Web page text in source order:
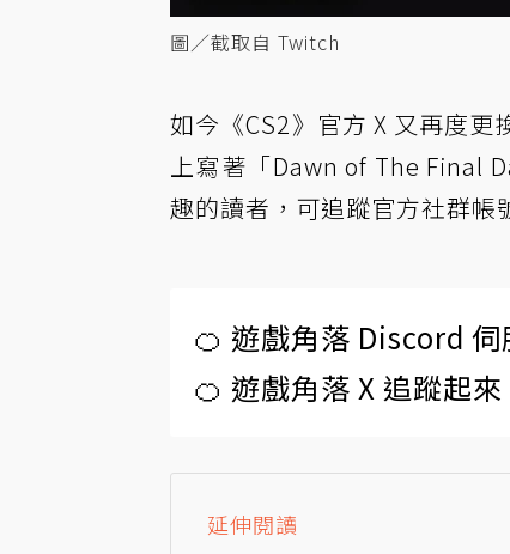
圖／截取自 Twitch
如今《CS2》官方 X 又再度
上寫著「Dawn of The Final
趣的讀者，可追蹤官方社群帳
🍊 遊戲角落 Discord 伺
🍊 遊戲角落 X 追蹤起來
延伸閱讀